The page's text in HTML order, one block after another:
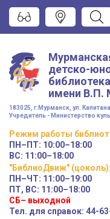
детско-
библиотека
имени В.П.
183025, г.Мурманск, ул.
Учредитель - Министерство
Режим работы
ПН–ПТ: 10:00–18:00
ВС: 11:00–18:00
"БиблиоДвиж" (цоколь):
ПН–ЧТ: 11:00–19:00
ПТ, ВС: 11:00–18:00
СБ– выходной
Тел. для справок: 44-